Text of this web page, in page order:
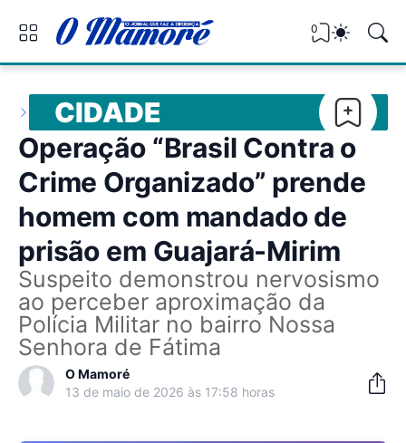
0
CIDADE
Operação “Brasil Contra o
Crime Organizado” prende
homem com mandado de
prisão em Guajará-Mirim
Suspeito demonstrou nervosismo
ao perceber aproximação da
Polícia Militar no bairro Nossa
Senhora de Fátima
O Mamoré
13 de maio de 2026 às 17:58 horas